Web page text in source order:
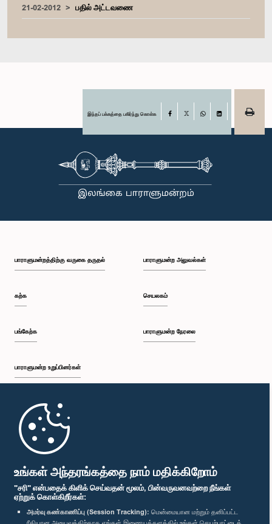
உங்கள் அந்தரங்கத்தை நாம் மதிக்கிறோம்
"சரி" என்பதைக் கிளிக் செய்வதன் மூலம், பின்வருவனவற்றை நீங்கள்
ஏற்றுக் கொள்கிறீர்கள்:
அமர்வு கண்காணிப்பு (Session Tracking): மென்மையான மற்றும் தனிப்பட்ட
21-02-2012
பதில் அட்டவணை
இந்தப் பக்கத்தை பகிர்ந்து கொள்க Facebook
பாராளுமன்றத்திற்கு வருகை தருதல்
கற்க
பங்கேற்க
பாராளுமன்ற உறுப்பினர்கள்
முதற்பக்கம்
பாராளுமன்ற அலுவல்கள்
செயலகம்
பாராளுமன்ற நேரலை
பாராளுமன்ற கையடக்க செயலி